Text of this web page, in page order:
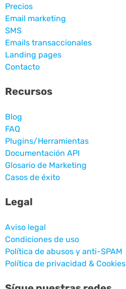
Precios
Email marketing
SMS
Emails transaccionales
Landing pages
Contacto
Recursos
Blog
FAQ
Plugins/Herramientas
Documentación API
Glosario de Marketing
Casos de éxito
Legal
Aviso legal
Condiciones de uso
Política de abusos y anti-SPAM
Política de privacidad & Cookies